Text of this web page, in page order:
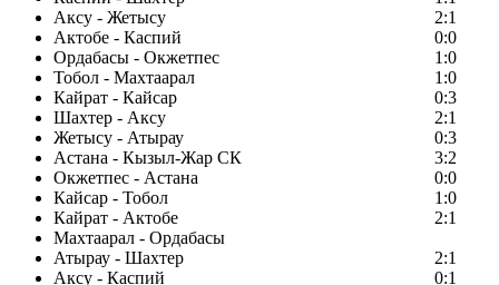
Аксу - Жетысу
2:1
Актобе - Каспий
0:0
Ордабасы - Окжетпес
1:0
Тобол - Махтаарал
1:0
Кайрат - Кайсар
0:3
Шахтер - Аксу
2:1
Жетысу - Атырау
0:3
Астана - Кызыл-Жар СК
3:2
Окжетпес - Астана
0:0
Кайсар - Тобол
1:0
Кайрат - Актобе
2:1
Махтаарал - Ордабасы
Атырау - Шахтер
2:1
Аксу - Каспий
0:1